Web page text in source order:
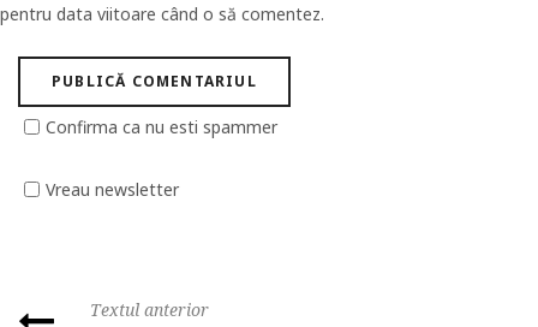
pentru data viitoare când o să comentez.
Confirma ca nu esti spammer
Vreau newsletter
Textul anterior